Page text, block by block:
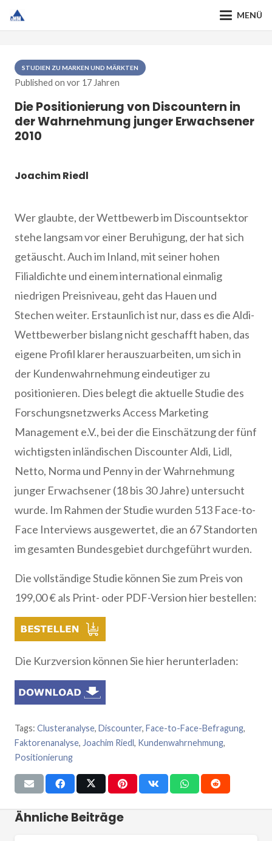
MENÜ
STUDIEN ZU MARKEN UND MÄRKTEN
Published on vor 17 Jahren
Die Positionierung von Discountern in
der Wahrnehmung junger Erwachsener
2010
Joachim Riedl
Wer glaubte, der Wettbewerb im Discountsektor
stehe langsam vor einer Beruhigung, der hat sich
getäuscht. Auch im Inland, mit seiner hohen
Filialdichte und einem international einmalig
niedrigen Preisniveau, geht das Hauen und
Stechen weiter. Erstaunlich ist nur, dass es die Aldi-
Wettbewerber bislang nicht geschafft haben, das
eigene Profil klarer herauszuarbeiten, um sich in
der Kundenwahrnehmung eindeutiger zu
positionieren. Dies belegt die aktuelle Studie des
Forschungsnetzwerks Access Marketing
Management e.V., bei der die Einschätzung der fünf
wichtigsten inländischen Discounter Aldi, Lidl,
Netto, Norma und Penny in der Wahrnehmung
junger Erwachsener (18 bis 30 Jahre) untersucht
wurde. Im Rahmen der Studie wurden 513 Face-to-
Face Interviews ausgewertet, die an 67 Standorten
im gesamten Bundesgebiet durchgeführt wurden.
Die vollständige Studie können Sie zum Preis von
199,00 € als Print- oder PDF-Version hier bestellen:
Die Kurzversion können Sie hier herunterladen:
Tags: Clusteranalyse, Discounter, Face-to-Face-Befragung,
Faktorenanalyse, Joachim Riedl, Kundenwahrnehmung,
Positionierung
Ähnliche Beiträge